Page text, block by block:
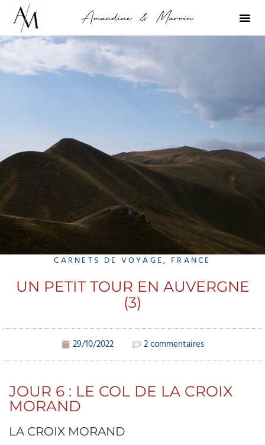
CARNETS DE VOYAGE, FRANCE
UN PETIT TOUR EN AUVERGNE
(3)
29/10/2022 2 commentaires
JOUR 6 : LE COL DE LA CROIX
MORAND
LA CROIX MORAND